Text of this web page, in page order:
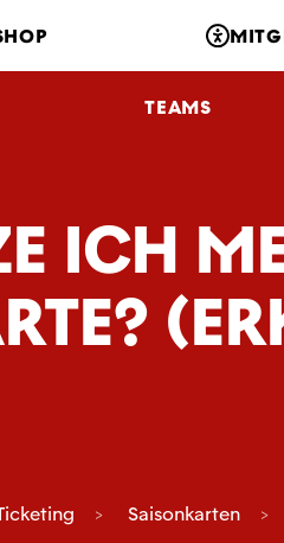
TEAMS
ICH
Saisonkarten